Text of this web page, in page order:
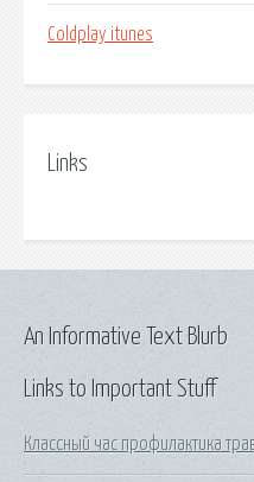
Coldplay itunes
Links
Links to Important Stuff
Классный час профилактика
An Informative Text Blurb